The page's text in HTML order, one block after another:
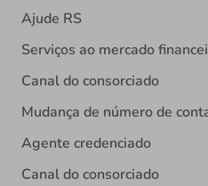
Ajude RS
Serviços ao mercado
Canal do consorciado
Mudança de número de
Agente credenciado
Canal do consorciado